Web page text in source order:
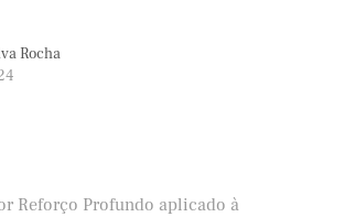
Rocha
Reforço Profundo aplicado à